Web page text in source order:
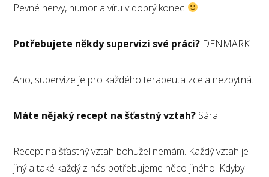
Pevné nervy, humor a víru v dobrý konec
Potřebujete někdy supervizi své práci? DENMARK
Ano, supervize je pro každého terapeuta zcela nezbytná.
Máte nějaký recept na šťastný vztah? Sára
Recept na šťastný vztah bohužel nemám. Každý vztah je
jiný a také každý z nás potřebujeme něco jiného. Kdyby